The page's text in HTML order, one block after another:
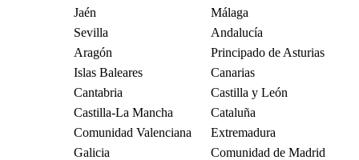
Jaén
Málaga
Sevilla
Andalucía
Aragón
Principado de Asturias
Islas Baleares
Canarias
Cantabria
Castilla y León
Castilla-La Mancha
Cataluña
Comunidad Valenciana
Extremadura
Galicia
Comunidad de Madrid